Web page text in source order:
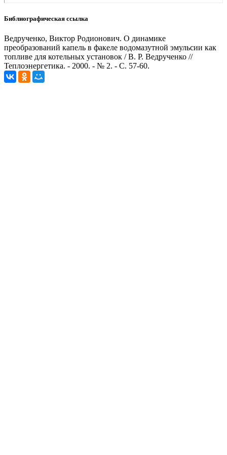
Библиографическая ссылка
Ведрученко, Виктор Родионович. О динамике
преобразований капель в факеле водомазутной эмульсии как
топливе для котельных установок / В. Р. Ведрученко //
Теплоэнергетика. - 2000. - № 2. - С. 57-60.